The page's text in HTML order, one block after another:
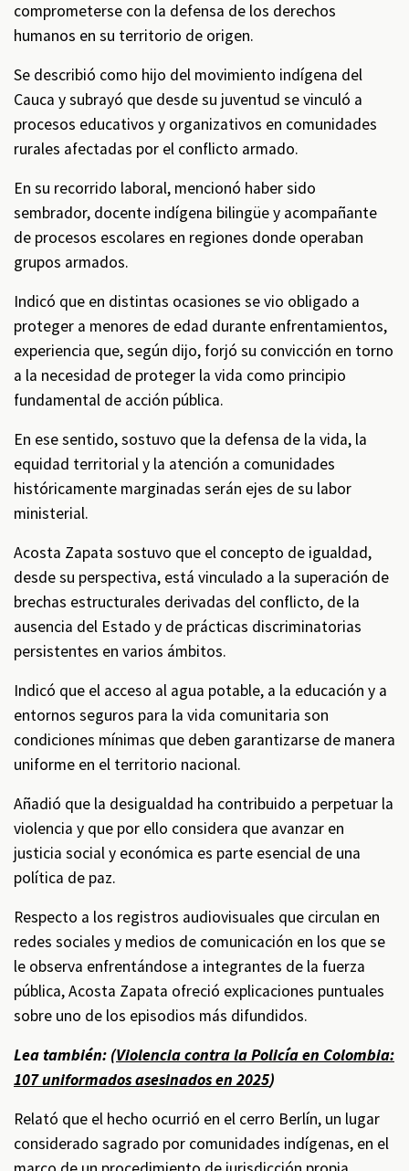
comprometerse con la defensa de los derechos
humanos en su territorio de origen.
Se describió como hijo del movimiento indígena del
Cauca y subrayó que desde su juventud se vinculó a
procesos educativos y organizativos en comunidades
rurales afectadas por el conflicto armado.
En su recorrido laboral, mencionó haber sido
sembrador, docente indígena bilingüe y acompañante
de procesos escolares en regiones donde operaban
grupos armados.
Indicó que en distintas ocasiones se vio obligado a
proteger a menores de edad durante enfrentamientos,
experiencia que, según dijo, forjó su convicción en torno
a la necesidad de proteger la vida como principio
fundamental de acción pública.
En ese sentido, sostuvo que la defensa de la vida, la
equidad territorial y la atención a comunidades
históricamente marginadas serán ejes de su labor
ministerial.
Acosta Zapata sostuvo que el concepto de igualdad,
desde su perspectiva, está vinculado a la superación de
brechas estructurales derivadas del conflicto, de la
ausencia del Estado y de prácticas discriminatorias
persistentes en varios ámbitos.
Indicó que el acceso al agua potable, a la educación y a
entornos seguros para la vida comunitaria son
condiciones mínimas que deben garantizarse de manera
uniforme en el territorio nacional.
Añadió que la desigualdad ha contribuido a perpetuar la
violencia y que por ello considera que avanzar en
justicia social y económica es parte esencial de una
política de paz.
Respecto a los registros audiovisuales que circulan en
redes sociales y medios de comunicación en los que se
le observa enfrentándose a integrantes de la fuerza
pública, Acosta Zapata ofreció explicaciones puntuales
sobre uno de los episodios más difundidos.
Lea también: (Violencia contra la Policía en Colombia:
107 uniformados asesinados en 2025)
Relató que el hecho ocurrió en el cerro Berlín, un lugar
considerado sagrado por comunidades indígenas, en el